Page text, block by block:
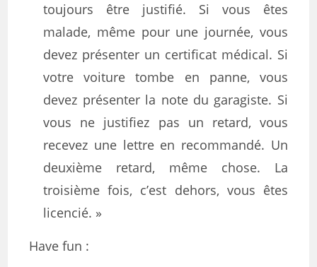
toujours être justifié. Si vous êtes
malade, même pour une journée, vous
devez présenter un certificat médical. Si
votre voiture tombe en panne, vous
devez présenter la note du garagiste. Si
vous ne justifiez pas un retard, vous
recevez une lettre en recommandé. Un
deuxième retard, même chose. La
troisième fois, c’est dehors, vous êtes
licencié. »
Have fun :